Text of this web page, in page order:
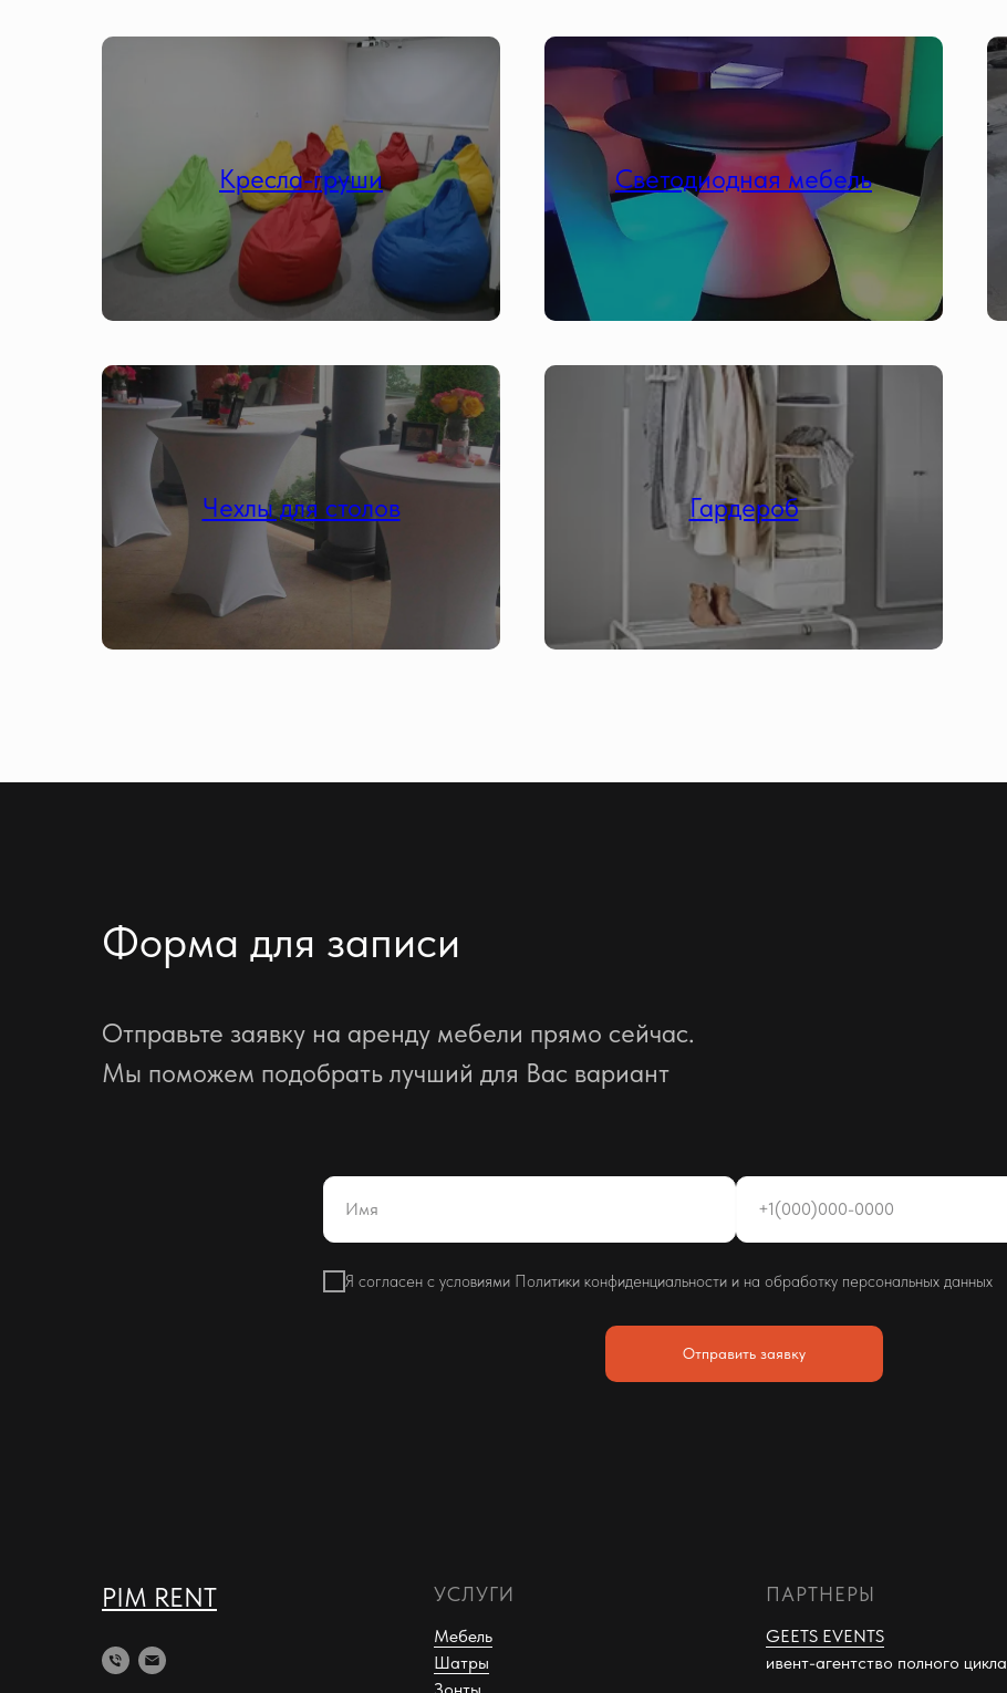
Кресла-груши Светодиодная мебель
Чехлы для столов Гардероб
Форма для записи
Отправьте заявку на аренду мебели прямо сейчас.
Мы поможем подобрать лучший для Вас вариант
Имя +1(000)000-0000
Я согласен с условиями Политики конфиденциальности и на обработку персональных данных
Отправить заявку
PIM RENT УСЛУГИ
Мебель
Шатры
ПАРТНЕРЫ
GEETS EVENTS
ивент-агентство полного цикла